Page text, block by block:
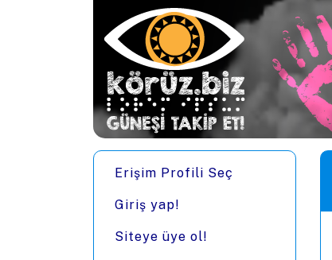
Ana içeriğe zıpla
Erişim Profili Seç
Giriş yap!
Siteye üye ol!